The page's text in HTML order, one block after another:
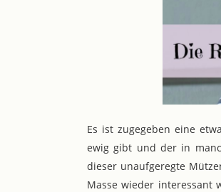
Es ist zugegeben eine
ewig gibt und der in
dieser unaufgeregte
Masse wieder interessant